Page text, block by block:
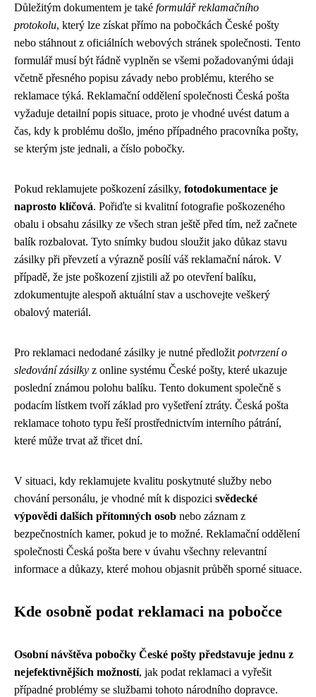
Důležitým dokumentem je také formulář reklamačního
protokolu, který lze získat přímo na pobočkách České pošty
nebo stáhnout z oficiálních webových stránek společnosti. Tento
formulář musí být řádně vyplněn se všemi požadovanými údaji
včetně přesného popisu závady nebo problému, kterého se
reklamace týká. Reklamační oddělení společnosti Česká pošta
vyžaduje detailní popis situace, proto je vhodné uvést datum a
čas, kdy k problému došlo, jméno případného pracovníka pošty,
se kterým jste jednali, a číslo pobočky.
Pokud reklamujete poškození zásilky, fotodokumentace je
naprosto klíčová. Pořiďte si kvalitní fotografie poškozeného
obalu i obsahu zásilky ze všech stran ještě před tím, než začnete
balík rozbalovat. Tyto snímky budou sloužit jako důkaz stavu
zásilky při převzetí a výrazně posílí váš reklamační nárok. V
případě, že jste poškození zjistili až po otevření balíku,
zdokumentujte alespoň aktuální stav a uschovejte veškerý
obalový materiál.
Pro reklamaci nedodané zásilky je nutné předložit potvrzení o
sledování zásilky z online systému České pošty, které ukazuje
poslední známou polohu balíku. Tento dokument společně s
podacím lístkem tvoří základ pro vyšetření ztráty. Česká pošta
reklamace tohoto typu řeší prostřednictvím interního pátrání,
které může trvat až třicet dní.
V situaci, kdy reklamujete kvalitu poskytnuté služby nebo
chování personálu, je vhodné mít k dispozici svědecké
výpovědi dalších přítomných osob nebo záznam z
bezpečnostních kamer, pokud je to možné. Reklamační oddělení
společnosti Česká pošta bere v úvahu všechny relevantní
informace a důkazy, které mohou objasnit průběh sporné situace.
Kde osobně podat reklamaci na pobočce
Osobní návštěva pobočky České pošty představuje jednu z
nejefektivnějších možností, jak podat reklamaci a vyřešit
případné problémy se službami tohoto národního dopravce.